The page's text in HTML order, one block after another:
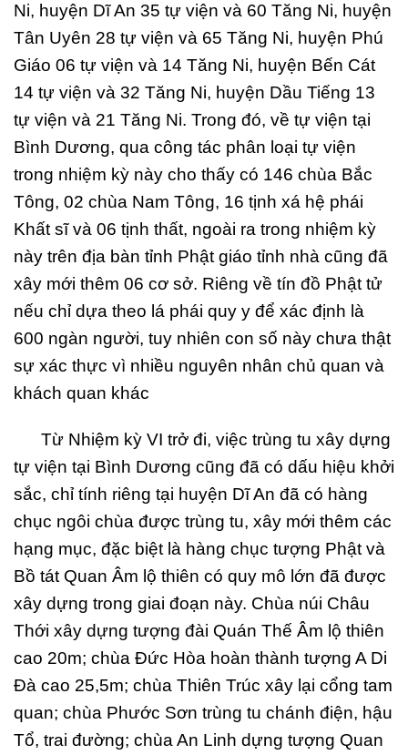
Ni, huyện Dĩ An 35 tự viện và 60 Tăng Ni, huyện
Tân Uyên 28 tự viện và 65 Tăng Ni, huyện Phú
Giáo 06 tự viện và 14 Tăng Ni, huyện Bến Cát
14 tự viện và 32 Tăng Ni, huyện Dầu Tiếng 13
tự viện và 21 Tăng Ni. Trong đó, về tự viện tại
Bình Dương, qua công tác phân loại tự viện
trong nhiệm kỳ này cho thấy có 146 chùa Bắc
Tông, 02 chùa Nam Tông, 16 tịnh xá hệ phái
Khất sĩ và 06 tịnh thất, ngoài ra trong nhiệm kỳ
này trên địa bàn tỉnh Phật giáo tỉnh nhà cũng đã
xây mới thêm 06 cơ sở. Riêng về tín đồ Phật tử
nếu chỉ dựa theo lá phái quy y để xác định là
600 ngàn người, tuy nhiên con số này chưa thật
sự xác thực vì nhiều nguyên nhân chủ quan và
khách quan khác
Từ Nhiệm kỳ VI trở đi, việc trùng tu xây dựng
tự viện tại Bình Dương cũng đã có dấu hiệu khởi
sắc, chỉ tính riêng tại huyện Dĩ An đã có hàng
chục ngôi chùa được trùng tu, xây mới thêm các
hạng mục, đặc biệt là hàng chục tượng Phật và
Bồ tát Quan Âm lộ thiên có quy mô lớn đã được
xây dựng trong giai đoạn này. Chùa núi Châu
Thới xây dựng tượng đài Quán Thế Âm lộ thiên
cao 20m; chùa Đức Hòa hoàn thành tượng A Di
Đà cao 25,5m; chùa Thiên Trúc xây lại cổng tam
quan; chùa Phước Sơn trùng tu chánh điện, hậu
Tổ, trai đường; chùa An Linh dựng tượng Quan